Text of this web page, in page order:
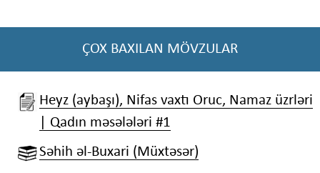
ÇOX BAXILAN MÖVZULAR
Heyz (aybaşı), Nifas vaxtı Oruc, Namaz üzrləri
| Qadın məsələləri #1
Səhih əl-Buxari (Müxtəsər)